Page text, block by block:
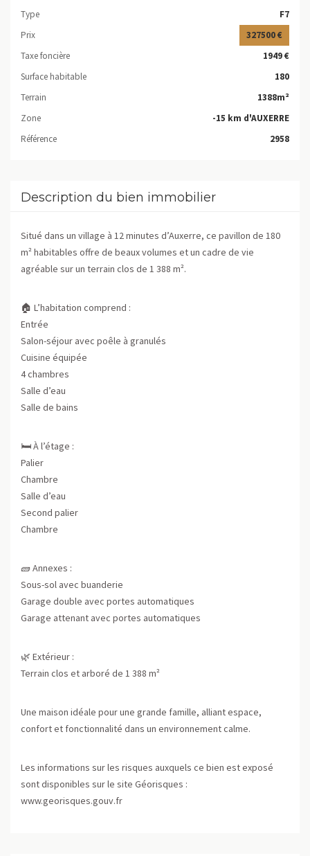
Type
F7
Prix
327500 €
Taxe foncière
1949 €
Surface habitable
180
Terrain
1388m²
Zone
-15 km d'AUXERRE
Référence
2958
Description du bien immobilier
Situé dans un village à 12 minutes d’Auxerre, ce pavillon de 180
m² habitables offre de beaux volumes et un cadre de vie
agréable sur un terrain clos de 1 388 m².
🏠 L’habitation comprend :
Entrée
Salon-séjour avec poêle à granulés
Cuisine équipée
4 chambres
Salle d’eau
Salle de bains
🛏️ À l’étage :
Palier
Chambre
Salle d’eau
Second palier
Chambre
🧱 Annexes :
Sous-sol avec buanderie
Garage double avec portes automatiques
Garage attenant avec portes automatiques
🌿 Extérieur :
Terrain clos et arboré de 1 388 m²
Une maison idéale pour une grande famille, alliant espace,
confort et fonctionnalité dans un environnement calme.
Les informations sur les risques auxquels ce bien est exposé
sont disponibles sur le site Géorisques :
www.georisques.gouv.fr